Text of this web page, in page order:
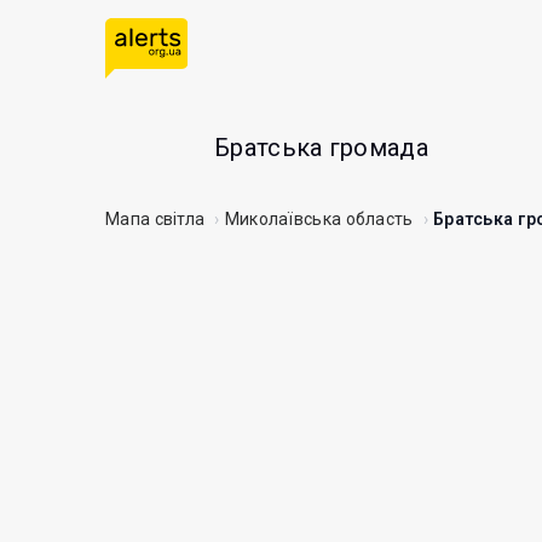
Братська громада
Мапа світла Миколаївська область Братська